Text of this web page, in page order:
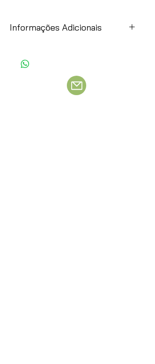
Informações Adicionais
Esses preços são uma simples
referência, como a moeda
dólar, por gentileza consulte o